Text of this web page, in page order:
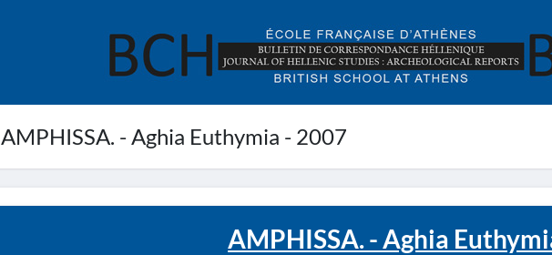
AMPHISSA. - Aghia Euthymia - 2007
AMPHISSA. - Aghia